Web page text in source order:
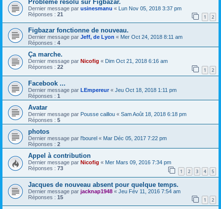
Problème résolu sur Figbazar.
Dernier message par usinesmanu « Lun Nov 05, 2018 3:37 pm
Réponses : 21 1 2
Figbazar fonctionne de nouveau.
Dernier message par Jeff, de Lyon « Mer Oct 24, 2018 8:11 am
Réponses : 4
Ça marche.
Dernier message par Nicofig « Dim Oct 21, 2018 6:16 am
Réponses : 22 1 2
Facebook ...
Dernier message par LEmpereur « Jeu Oct 18, 2018 1:11 pm
Réponses : 1
Avatar
Dernier message par Pousse caillou « Sam Août 18, 2018 6:18 pm
Réponses : 5
photos
Dernier message par l'bourel « Mar Déc 05, 2017 7:22 pm
Réponses : 2
Appel à contribution
Dernier message par Nicofig « Mer Mars 09, 2016 7:34 pm
Réponses : 73 1 2 3 4 5
Jacques de nouveau absent pour quelque temps.
Dernier message par jacknap1948 « Jeu Fév 11, 2016 7:54 am
Réponses : 15 1 2